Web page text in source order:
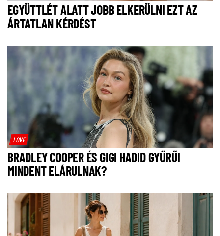
EGYÜTTLÉT ALATT JOBB ELKERÜLNI EZT AZ
ÁRTATLAN KÉRDÉST
LOVE
BRADLEY COOPER ÉS GIGI HADID GYŰRŰI
MINDENT ELÁRULNAK?